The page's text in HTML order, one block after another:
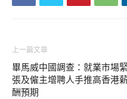
上一篇文章
畢馬威中國調查：就業市場緊
張及僱主增聘人手推高香港
酬預期